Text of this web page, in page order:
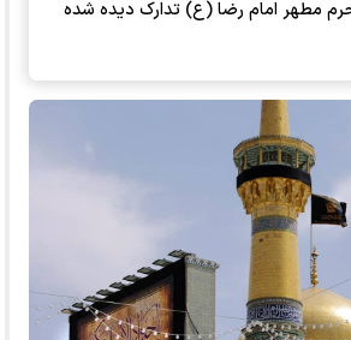
حرم مطهر امام رضا (ع) تدارک دیده شده